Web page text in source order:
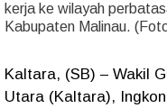
kerja ke wilayah
Kabupaten Malinau.
Kaltara, (SB) – Wakil
Utara (Kaltara),